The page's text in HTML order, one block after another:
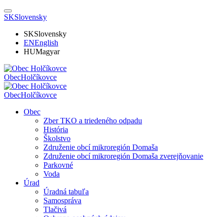
SKSlovensky
SKSlovensky
ENEnglish
HUMagyar
ObecHolčíkovce
ObecHolčíkovce
Obec
Zber TKO a triedeného odpadu
História
Školstvo
Združenie obcí mikroregión Domaša
Združenie obcí mikroregión Domaša zverejňovanie
Parkovné
Voda
Úrad
Úradná tabuľa
Samospráva
Tlačivá